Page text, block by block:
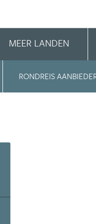
MEER LANDEN
RONDREIS